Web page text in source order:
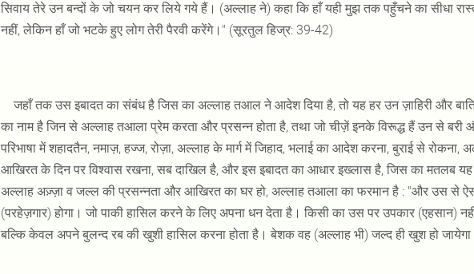
सिवाय तेरे उन बन्दों के जो चयन कर लिये गये हैं। (अल्लाह ने) कहा कि हाँ यही मुझ तक पहुँचने का सीधा
नहीं, लेकिन हाँ जो भटके हुए लोग तेरी पैरवी करेंगे।" (सूरतुल हिज्र: 39-42)
जहाँ तक उस इबादत का संबंध है जिस का अल्लाह तआल ने आदेश दिया है, तो यह हर उन ज़ाहिरी और
का नाम है जिन से अल्लाह तआला प्रेम करता और प्रसन्न होता है, तथा जो चीज़ें इनके विरूद्ध हैं उन से
परिभाषा में शहादतैन, नमाज़, हज्ज, रोज़ा, अल्लाह के मार्ग में जिहाद, भलाई का आदेश करना, बुराई से
आखिरत के दिन पर विश्वास रखना, सब दाखिल है, और इस इबादत का आधार इख्लास है, जिस का मतलब यह
अल्लाह अज़्ज़ा व जल्ल की प्रसन्नता और आखिरत का घर हो, अल्लाह तआला का फरमान है : "और उस से ऐसा
(परहेज़गार) होगा। जो पाकी हासिल करने के लिए अपना धन देता है। किसी का उस पर उपकार (एहसान)
बल्कि केवल अपने बुलन्द रब की खुशी हासिल करना होता है। बेशक वह (अल्लाह भी) जल्द ही खुश हो